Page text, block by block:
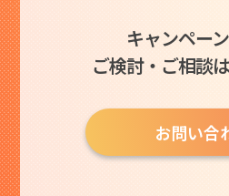
キャンペーン
ご検討・ご相談
お問い合